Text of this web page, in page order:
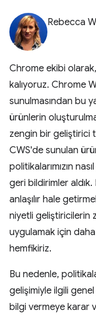
Rebecca
Chrome ekibi
kalıyoruz. Chrome
sunulmasından bu
ürünlerin
zengin bir geliştirici
CWS'de sunulan
politikalarımızın
geri bildirimler aldık.
anlaşılır hale
niyetli geliştiricilerin
uygulamak için
hemfikiriz.
Bu nedenle,
gelişimiyle ilgili genel
bilgi vermeye karar